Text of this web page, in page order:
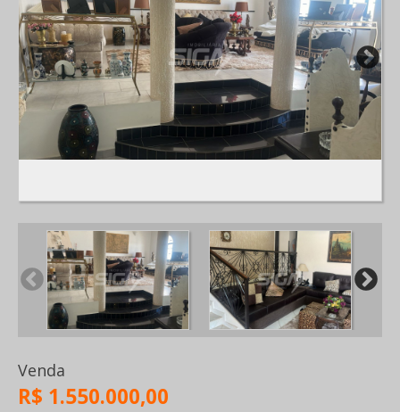
Venda
R$ 1.550.000,00